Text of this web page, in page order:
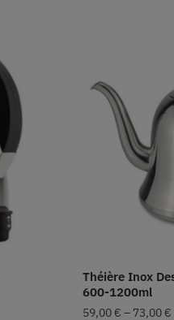
Théière Inox
600-1200ml
59,00 € – 73,00 €